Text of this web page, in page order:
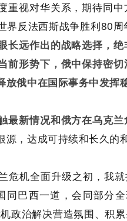
重视对华关系，期待同
界反法西斯战争胜利80周
长远作出的战略选择，
前形势下，俄中保持密
放俄中在国际事务中发挥
最新情况和俄方在乌克
，达成可持续和长久的
危机全面升级之初，我
同巴西一道，会同部分
政治解决营造氛围、积累